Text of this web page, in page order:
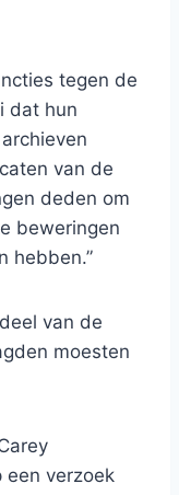
tegen de
dat hun
van de
deden om
beweringen
hebben.”
van de
moesten
een verzoek